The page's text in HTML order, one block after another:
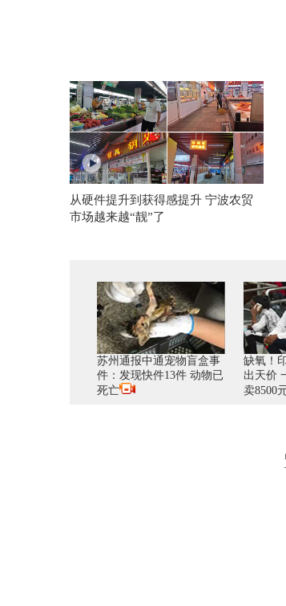
从硬件提升到获得感提升 宁波农贸
市场越来越“靓”了
苏州通报中通宠物盲盒事
件：发现快件13件 动物已
死亡
缺氧！
出天价
卖8500